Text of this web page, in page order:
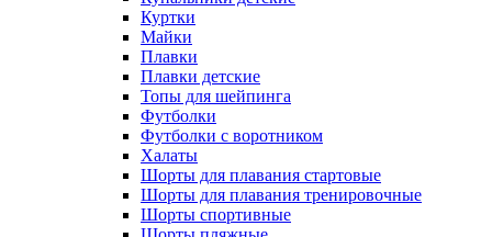
Куртки
Майки
Плавки
Плавки детские
Топы для шейпинга
Футболки
Футболки с воротником
Халаты
Шорты для плавания стартовые
Шорты для плавания тренировочные
Шорты спортивные